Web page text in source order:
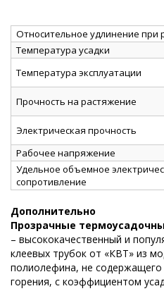
Относительное удлинение при
Температура усадки
Температура эксплуатации
Прочность на растяжение
Электрическая прочность
Рабочее напряжение
Удельное объемное
сопротивление
Дополнительно
Прозрачные
– высококачественный и
клеевых трубок от «КВТ» из
полиолефина, не содержащего
горения, с коэффициентом